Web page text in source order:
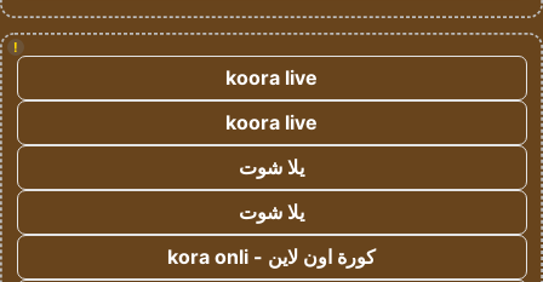
!
koora live
koora live
يلا شوت
يلا شوت
كورة اون لاين - kora onli